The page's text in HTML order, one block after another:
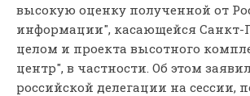
высокую оценку полученной от
информации", касающейся Санкт-
целом и проекта высотного
центр", в частности. Об этом
российской делегации на сессии,